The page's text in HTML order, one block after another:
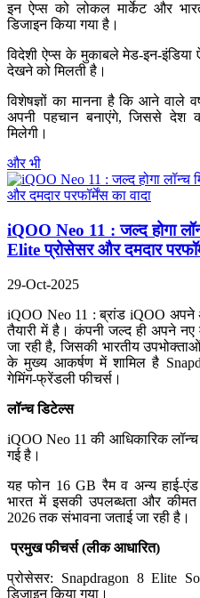
इन ऐप्स को लोकल मार्केट और
डिजाइन किया गया है।
विदेशी ऐप्स के मुकाबले मेड-इन-इंडिया
देखने को मिलती है।
विशेषज्ञों का मानना है कि आने वाले
अपनी पहचान बनाएंगे, जिससे देश
मिलेगी।
और भी
iQOO Neo 11 : जल्द होगा
Elite प्रोसेसर और दमदार
29-Oct-2025
iQOO Neo 11 : ब्रांड iQOO
तैयारी में है। कंपनी जल्द ही अपने नए
जा रही है, जिसकी भारतीय
के मुख्य आकर्षण में शामिल है
गेमिंग-फ्रेंडली फीचर्स।
लॉन्च डिटेल्स
iQOO Neo 11 की आधिकारिक
गई है।
यह फोन 16 GB रैम व अन्य हाई-
भारत में इसकी उपलब्धता और
2026 तक संभावना जताई जा रही है।
प्रमुख फीचर्स (लीक आधारित)
प्रोसेसर: Snapdragon 8 Elite
डिजाइन किया गया।